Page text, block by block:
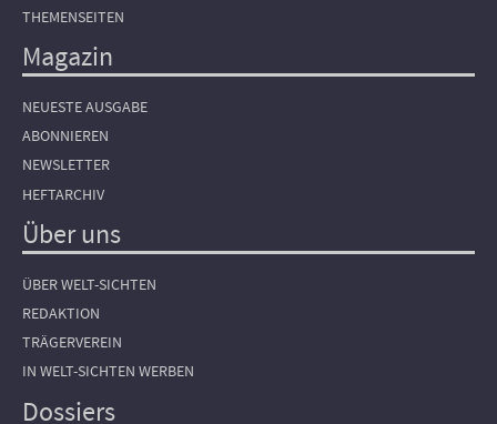
THEMENSEITEN
Magazin
NEUESTE AUSGABE
ABONNIEREN
NEWSLETTER
HEFTARCHIV
Über uns
ÜBER WELT-SICHTEN
REDAKTION
TRÄGERVEREIN
IN WELT-SICHTEN WERBEN
Dossiers